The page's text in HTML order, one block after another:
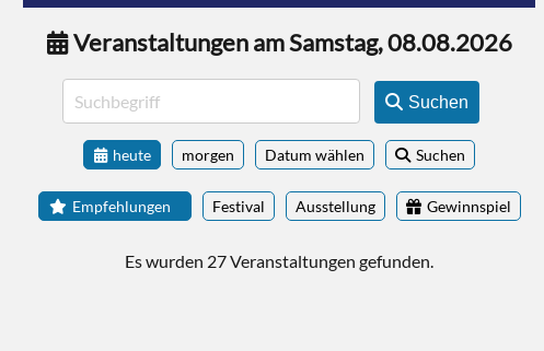
Veranstaltungen am Samstag, 08.08.2026
Suchen
heute morgen Datum wählen Suchen
Empfehlungen Festival Ausstellung Gewinnspiel
Es wurden 27 Veranstaltungen gefunden.